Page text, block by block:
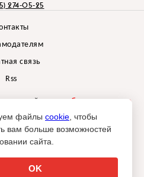
274-05-25
связь
Rss
проектбрендингового
Depot
допустимо только при
источника.
файлы cookie , чтобы
вам больше возможностей
сайта.
OK